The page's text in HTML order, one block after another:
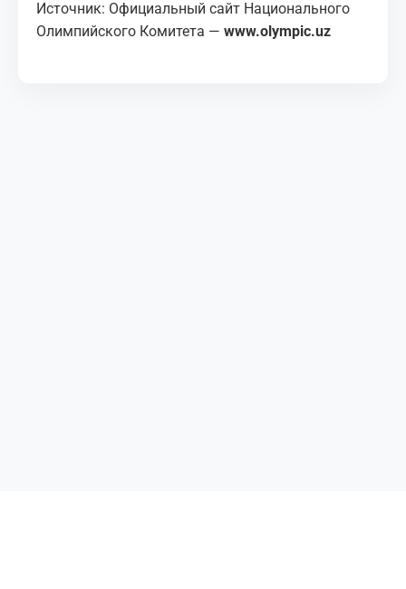
Источник: Официальный сайт Национального
Олимпийского Комитета — www.olympic.uz